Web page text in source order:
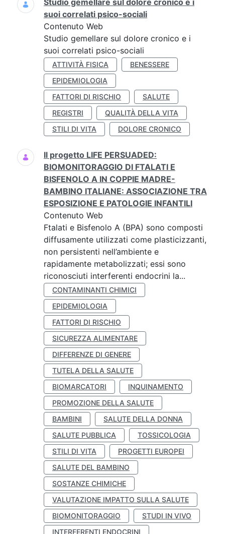
Studio gemellare sul dolore cronico e i
suoi correlati psico-sociali
Contenuto Web
Studio gemellare sul dolore cronico e i
suoi correlati psico-sociali
ATTIVITÀ FISICA
BENESSERE
EPIDEMIOLOGIA
FATTORI DI RISCHIO
SALUTE
REGISTRI
QUALITÀ DELLA VITA
STILI DI VITA
DOLORE CRONICO
Il progetto LIFE PERSUADED:
BIOMONITORAGGIO DI FTALATI E
BISFENOLO A IN COPPIE MADRE-
BAMBINO ITALIANE: ASSOCIAZIONE TRA
ESPOSIZIONE E PATOLOGIE INFANTILI
Contenuto Web
Ftalati e Bisfenolo A (BPA) sono composti
diffusamente utilizzati come plasticizzanti,
non persistenti nell’ambiente e
rapidamente metabolizzati; essi sono
riconosciuti interferenti endocrini la...
CONTAMINANTI CHIMICI
EPIDEMIOLOGIA
FATTORI DI RISCHIO
SICUREZZA ALIMENTARE
DIFFERENZE DI GENERE
TUTELA DELLA SALUTE
BIOMARCATORI
INQUINAMENTO
PROMOZIONE DELLA SALUTE
BAMBINI
SALUTE DELLA DONNA
SALUTE PUBBLICA
TOSSICOLOGIA
STILI DI VITA
PROGETTI EUROPEI
SALUTE DEL BAMBINO
SOSTANZE CHIMICHE
VALUTAZIONE IMPATTO SULLA SALUTE
BIOMONITORAGGIO
STUDI IN VIVO
INTERFERENTI ENDOCRINI